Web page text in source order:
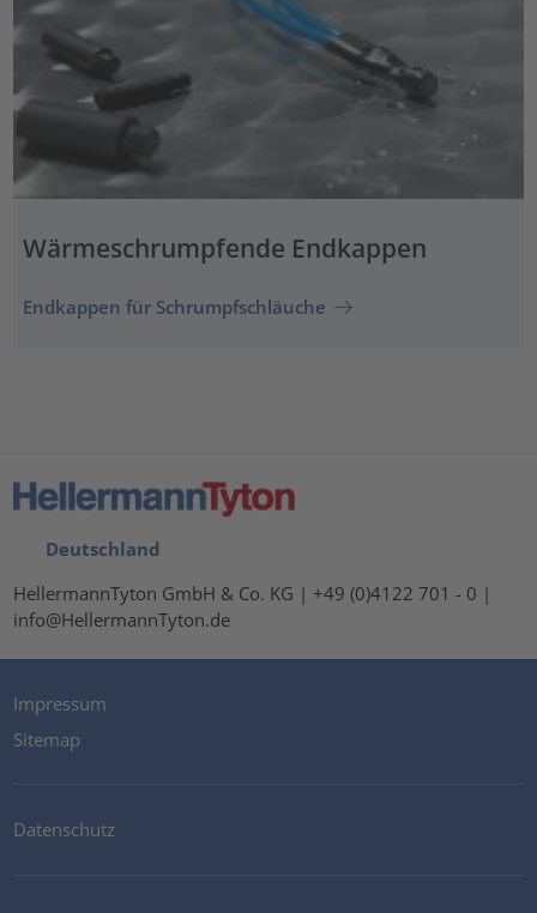
Wärmeschrumpfende Endkappen
Endkappen für Schrumpfschläuche
Deutschland
HellermannTyton GmbH & Co. KG | +49 (0)4122 701 - 0 |
info@HellermannTyton.de
Impressum
Sitemap
Datenschutz